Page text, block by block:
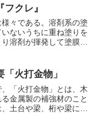
ル性に優れていることに
とで耐震や耐久性に優れ
した。外面の処理方法に
防錆塗装、Bは亜鉛メッ
クレ』
様々である。溶剤系の塗
ないうちに重ね塗りを
溶剤が揮発して塗膜を
な場合、下塗りによっ
われないため微細な巣
気が塗装面を押し上げ
する。この場合、冬場
も、時間が経過して気
火打金物」
「火打金物」とは、 木
金属製の補強材のこと
土台や梁、桁や梁に取